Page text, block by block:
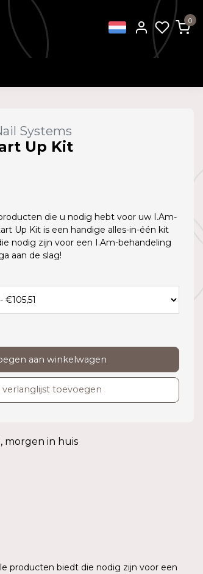
0
Systems
Up Kit
die u nodig hebt voor uw I.Am-
Up Kit is een handige alles-in-één kit
nodig zijn voor een I.Am-behandeling
aan de slag!
aan winkelwagen
verlanglijst toevoegen
morgen in huis
producten biedt die nodig zijn voor een